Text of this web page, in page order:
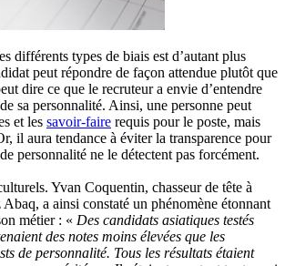
différents types de biais est d’autant plus
peut répondre de façon attendue plutôt que
dire ce que le recruteur a envie d’entendre
sa personnalité. Ainsi, une personne peut
et les savoir-faire requis pour le poste, mais
il aura tendance à éviter la transparence pour
personnalité ne le détectent pas forcément.
Yvan Coquentin, chasseur de tête à
Abaq, a ainsi constaté un phénomène étonnant
métier : « Des candidats asiatiques testés
des notes moins élevées que les
de personnalité. Tous les résultats étaient